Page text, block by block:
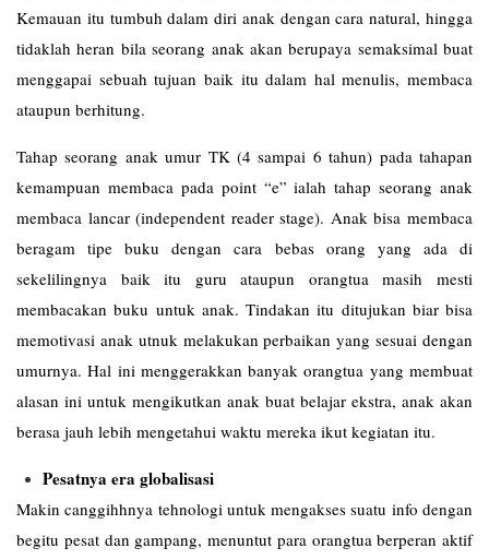
Kemauan itu tumbuh dalam diri anak dengan cara natural, hingga
tidaklah heran bila seorang anak akan berupaya semaksimal buat
menggapai sebuah tujuan baik itu dalam hal menulis, membaca
ataupun berhitung.
Tahap seorang anak umur TK (4 sampai 6 tahun) pada tahapan
kemampuan membaca pada point “e” ialah tahap seorang anak
membaca lancar (independent reader stage). Anak bisa membaca
beragam tipe buku dengan cara bebas orang yang ada di
sekelilingnya baik itu guru ataupun orangtua masih mesti
membacakan buku untuk anak. Tindakan itu ditujukan biar bisa
memotivasi anak utnuk melakukan perbaikan yang sesuai dengan
umurnya. Hal ini menggerakkan banyak orangtua yang membuat
alasan ini untuk mengikutkan anak buat belajar ekstra, anak akan
berasa jauh lebih mengetahui waktu mereka ikut kegiatan itu.
Pesatnya era globalisasi
Makin canggihhnya tehnologi untuk mengakses suatu info dengan
begitu pesat dan gampang, menuntut para orangtua berperan aktif